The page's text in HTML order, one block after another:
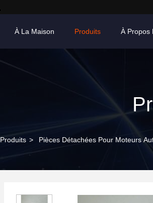
À La Maison Produits À Propos
Produits > Pièces Détachées Pour Moteurs